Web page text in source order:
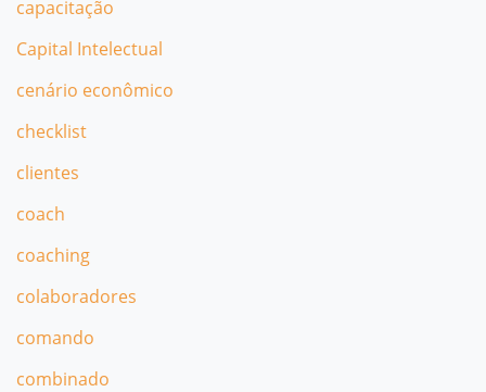
capacitação
Capital Intelectual
cenário econômico
checklist
clientes
coach
coaching
colaboradores
comando
combinado